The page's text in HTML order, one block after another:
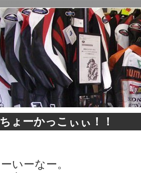
ょーかっこぃぃ！！
いーなー。